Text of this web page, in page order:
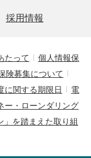
採用情報
たって
個人情報保
険募集について
に関する期限日
電
ー・ローンダリング
を踏まえた取り組